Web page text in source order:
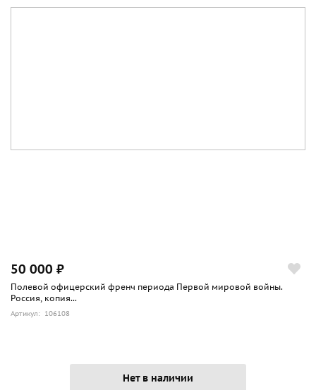
50 000 ₽
Полевой офицерский френч периода Первой мировой войны.
Россия, копия...
Артикул: 106108
Нет в наличии